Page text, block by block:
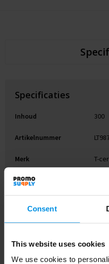
Consent
This website uses cookies
We use cookies to
Specificaties
Inhoud 300
Artikelnummer
Merk T-
Gewicht
Diameter 8.8
Kleur Zwart